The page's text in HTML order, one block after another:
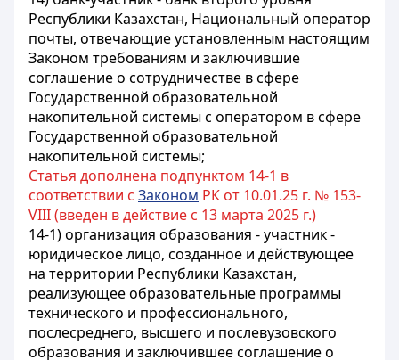
Республики Казахстан, Национальный оператор
почты, отвечающие установленным настоящим
Законом требованиям и заключившие
соглашение о сотрудничестве в сфере
Государственной образовательной
накопительной системы с оператором в сфере
Государственной образовательной
накопительной системы;
Статья дополнена подпунктом 14-1 в
соответствии с Законом РК от 10.01.25 г. № 153-
VIII (введен в действие с 13 марта 2025 г.)
14-1) организация образования - участник -
юридическое лицо, созданное и действующее
на территории Республики Казахстан,
реализующее образовательные программы
технического и профессионального,
послесреднего, высшего и послевузовского
образования и заключившее соглашение о